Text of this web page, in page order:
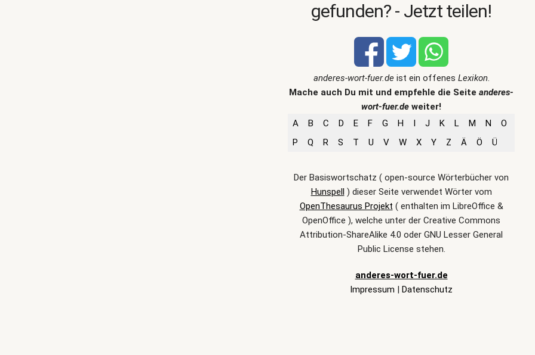
gefunden? - Jetzt teilen!
anderes-wort-fuer.deist ein offenes Lexikon.
Mache auch Du mit und empfehle die Seite anderes-
wort-fuer.de weiter!
A
B C D E F G H I J K L M N
O
P
Q R S T U V W X Y Z Ä Ö Ü
Der Basiswortschatz ( open-source Wörterbücher von
Hunspell) dieser Seite verwendet Wörter vom
OpenThesaurus Projekt ( enthalten im LibreOffice &
OpenOffice ), welche unter der Creative Commons
Attribution-ShareAlike 4.0 oder GNU Lesser General
Public License stehen.
anderes-wort-fuer.de
Impressum | Datenschutz